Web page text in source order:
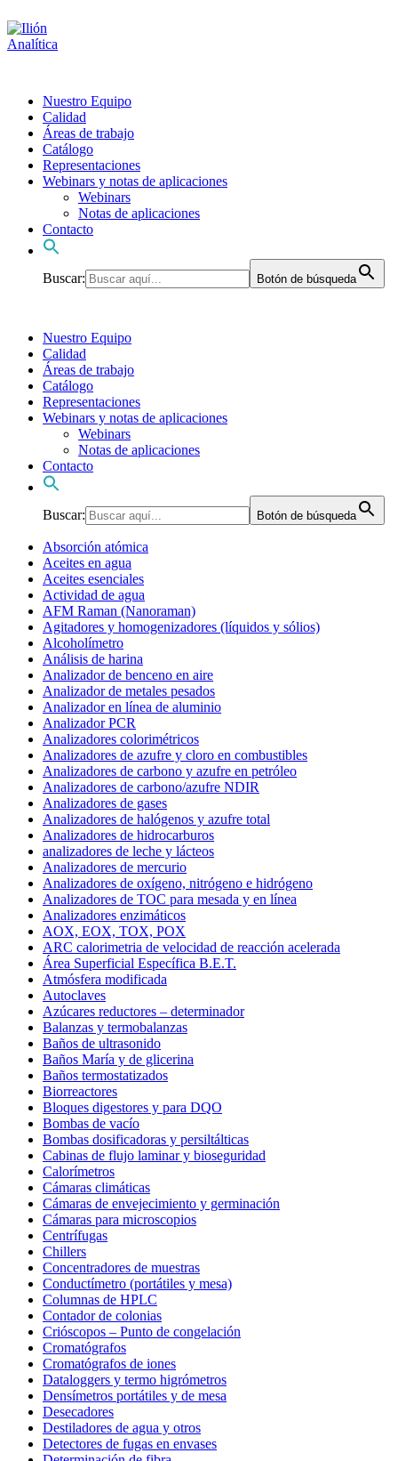
Nuestro Equipo
Calidad
Áreas de trabajo
Catálogo
Representaciones
Webinars y notas de aplicaciones
Webinars
Notas de aplicaciones
Contacto
Buscar: Botón de búsqueda
Nuestro Equipo
Calidad
Áreas de trabajo
Catálogo
Representaciones
Webinars y notas de aplicaciones
Webinars
Notas de aplicaciones
Contacto
Buscar: Botón de búsqueda
Absorción atómica
Aceites en agua
Aceites esenciales
Actividad de agua
AFM Raman (Nanoraman)
Agitadores y homogenizadores (líquidos y sólios)
Alcoholímetro
Análisis de harina
Analizador de benceno en aire
Analizador de metales pesados
Analizador en línea de aluminio
Analizador PCR
Analizadores colorimétricos
Analizadores de azufre y cloro en combustibles
Analizadores de carbono y azufre en petróleo
Analizadores de carbono/azufre NDIR
Analizadores de gases
Analizadores de halógenos y azufre total
Analizadores de hidrocarburos
analizadores de leche y lácteos
Analizadores de mercurio
Analizadores de oxígeno, nitrógeno e hidrógeno
Analizadores de TOC para mesada y en línea
Analizadores enzimáticos
AOX, EOX, TOX, POX
ARC calorimetria de velocidad de reacción acelerada
Área Superficial Específica B.E.T.
Atmósfera modificada
Autoclaves
Azúcares reductores – determinador
Balanzas y termobalanzas
Baños de ultrasonido
Baños María y de glicerina
Baños termostatizados
Biorreactores
Bloques digestores y para DQO
Bombas de vacío
Bombas dosificadoras y persiltálticas
Cabinas de flujo laminar y bioseguridad
Calorímetros
Cámaras climáticas
Cámaras de envejecimiento y germinación
Cámaras para microscopios
Centrífugas
Chillers
Concentradores de muestras
Conductímetro (portátiles y mesa)
Columnas de HPLC
Contador de colonias
Crióscopos – Punto de congelación
Cromatógrafos
Cromatógrafos de iones
Dataloggers y termo higrómetros
Densímetros portátiles y de mesa
Desecadores
Destiladores de agua y otros
Detectores de fugas en envases